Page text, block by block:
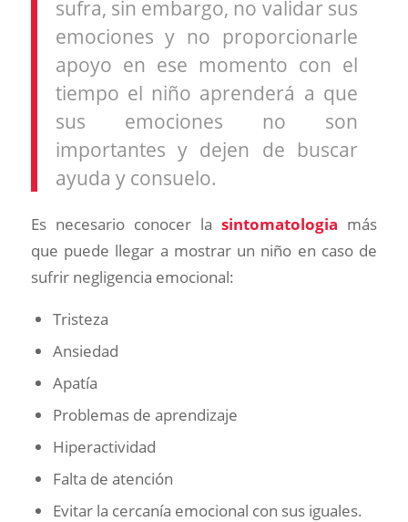
sufra, sin embargo, no validar sus
emociones y no proporcionarle
apoyo en ese momento con el
tiempo el niño aprenderá a que
sus emociones no son
importantes y dejen de buscar
ayuda y consuelo.
Es necesario conocer lasintomatologia más
que puede llegar a mostrar un niño en caso de
sufrir negligencia emocional:
Tristeza
Ansiedad
Apatía
Problemas de aprendizaje
Hiperactividad
Falta de atención
Evitar la cercanía emocional con sus iguales.